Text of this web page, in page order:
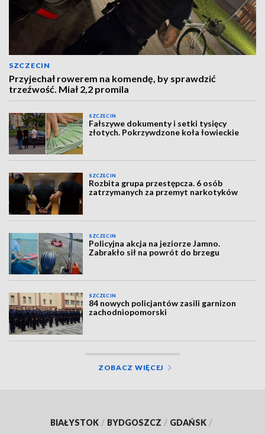
SZCZECIN
Przyjechał rowerem na komendę, by sprawdzić
trzeźwość. Miał 2,2 promila
SZCZECIN
Fałszywe dokumenty i setki tysięcy
złotych. Pokrzywdzone koła łowieckie
SZCZECIN
Rozbita grupa przestępcza. 6 osób
zatrzymanych za przemyt narkotyków
SZCZECIN
Policyjna akcja na jeziorze Jamno.
Zabrakło sił na powrót do brzegu
SZCZECIN
84 nowych policjantów zasili garnizon
zachodniopomorski
ZOBACZ WIĘCEJ
BIAŁYSTOK / BYDGOSZCZ / GDAŃSK /